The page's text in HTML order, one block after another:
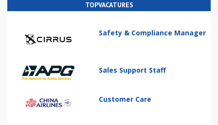
TOPVACATURES
Safety & Compliance Manager
Sales Support Staff
Customer Care